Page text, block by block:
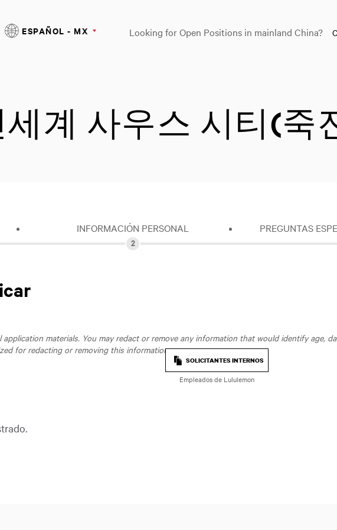
ESPAÑOL - MX Looking for Open Positions in mainland China?
세계 사우스 시티(죽
INFORMACIÓN PERSONAL PREGUNTAS
materials. You may redact or remove any information that would identify age,
for redacting or removing this information.
SOLICITANTES INTERNOS
Empleados de Lululemon